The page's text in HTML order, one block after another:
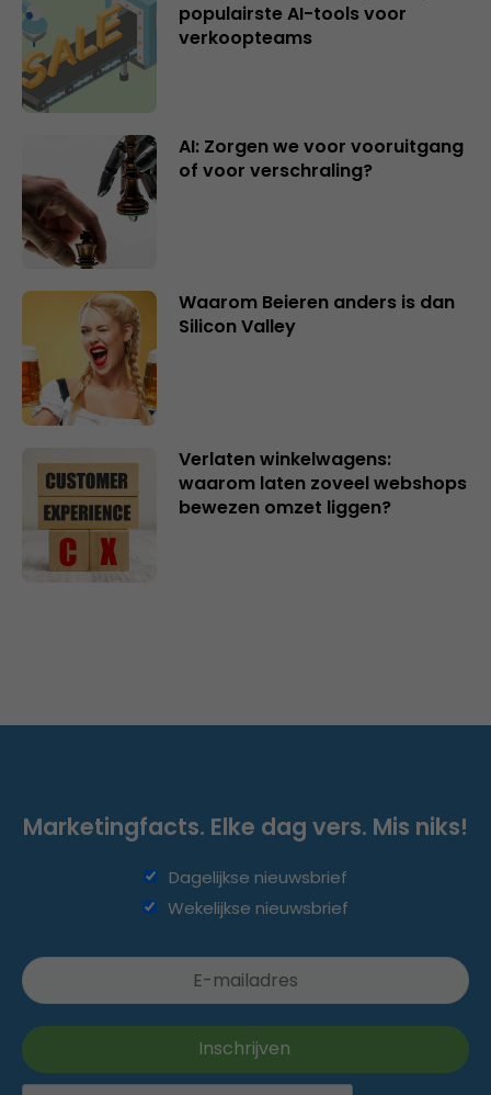
populairste AI-tools voor
verkoopteams
AI: Zorgen we voor vooruitgang
of voor verschraling?
Waarom Beieren anders is dan
Silicon Valley
Verlaten winkelwagens:
waarom laten zoveel webshops
bewezen omzet liggen?
Marketingfacts. Elke dag vers. Mis niks!
Dagelijkse nieuwsbrief
Wekelijkse nieuwsbrief